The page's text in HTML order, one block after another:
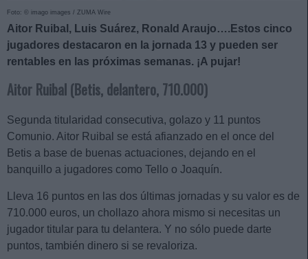
Foto: © imago images / ZUMA Wire
Aitor Ruibal, Luis Suárez, Ronald Araujo….Estos cinco
jugadores destacaron en la jornada 13 y pueden ser
rentables en las próximas semanas. ¡A pujar!
Aitor Ruibal (Betis, delantero, 710.000)
Segunda titularidad consecutiva, golazo y 11 puntos
Comunio. Aitor Ruibal se está afianzado en el once del
Betis a base de buenas actuaciones, dejando en el
banquillo a jugadores como Tello o Joaquín.
Lleva 16 puntos en las dos últimas jornadas y su valor es de
710.000 euros, un chollazo ahora mismo si necesitas un
jugador titular para tu delantera. Y no sólo puede darte
puntos, también dinero si se revaloriza.